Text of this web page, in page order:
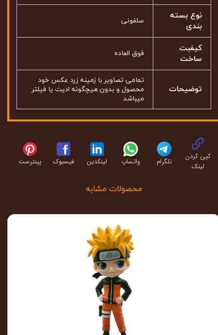
نوع بسته
بندی
سلفونی
کیفبت
ساخت
فوق العاده
توضیحات
تمامی تصاویر با زمینه زرد عکس خود
محصول و بدون هیچگونه ادیت یا فیلتر
میباشد
محصولات مشابه
کپی کردن
لینک
تلگرام واتساپ لینکدین فیسبوک پینترست